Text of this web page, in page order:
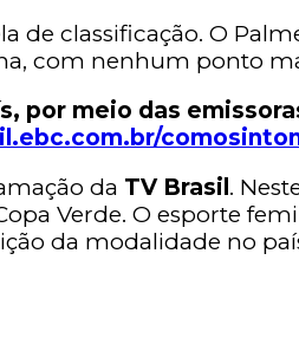
de classificação. O
com nenhum ponto
por meio das
da TV Brasil .
Verde. O esporte
da modalidade no